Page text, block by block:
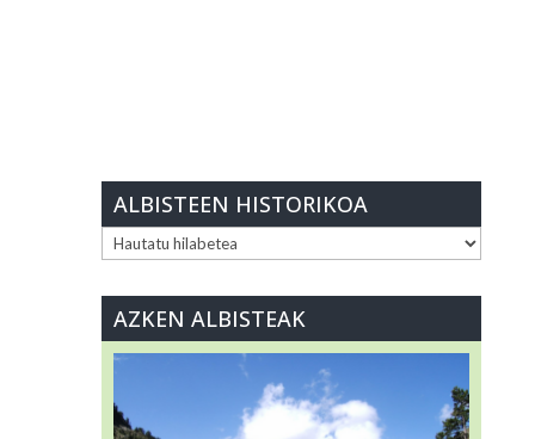
ALBISTEEN HISTORIKOA
ALBISTEEN
AZKEN ALBISTEAK